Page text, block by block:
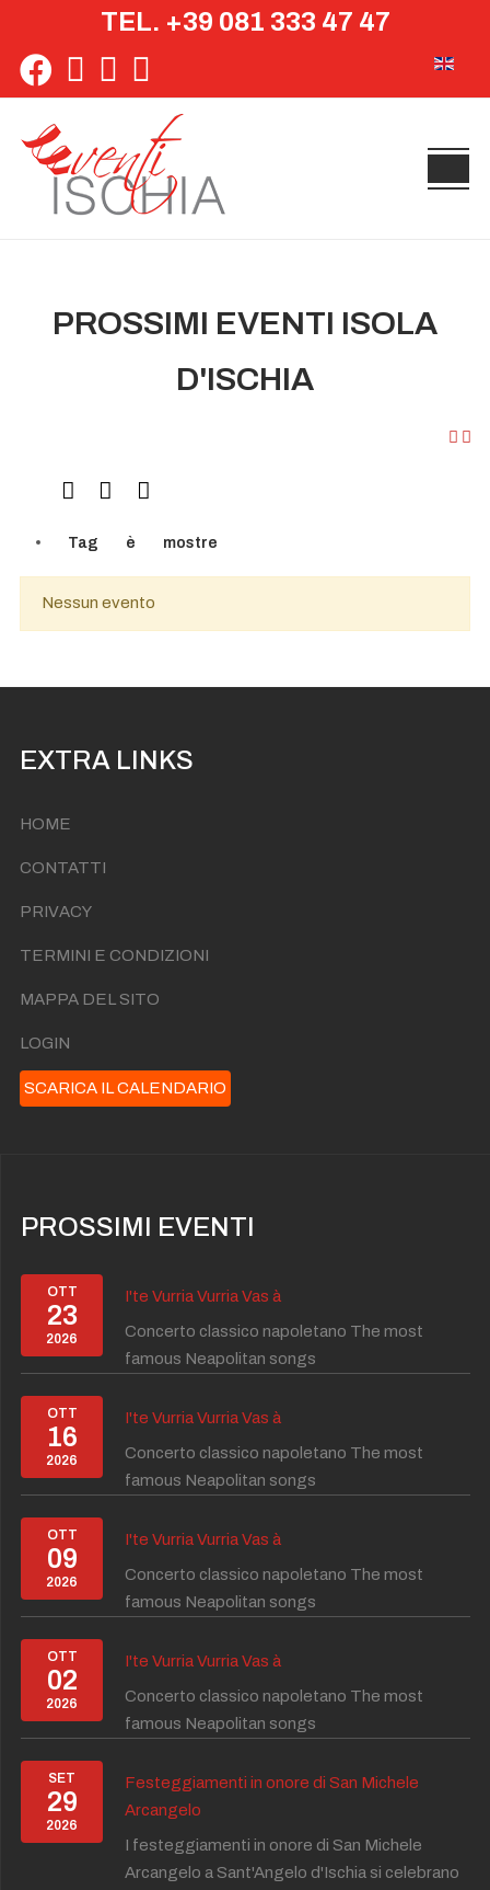
TEL. +39 081 333 47 47
PROSSIMI EVENTI ISOLA
D'ISCHIA
Tag è mostre
Nessun evento
EXTRA LINKS
HOME
CONTATTI
PRIVACY
TERMINI E CONDIZIONI
MAPPA DEL SITO
LOGIN
SCARICA IL CALENDARIO
PROSSIMI EVENTI
OTT
23
2026
I'te Vurria Vurria Vas à
Concerto classico napoletano The most
famous Neapolitan songs
OTT
16
2026
I'te Vurria Vurria Vas à
Concerto classico napoletano The most
famous Neapolitan songs
OTT
09
2026
I'te Vurria Vurria Vas à
Concerto classico napoletano The most
famous Neapolitan songs
OTT
02
2026
I'te Vurria Vurria Vas à
Concerto classico napoletano The most
famous Neapolitan songs
SET
29
2026
Festeggiamenti in onore di San Michele
Arcangelo
I festeggiamenti in onore di San Michele
Arcangelo a Sant'Angelo d'Ischia si celebrano